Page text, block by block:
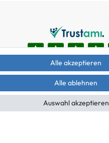
Alle akzeptieren
Alle ablehnen
Auswahl akzeptieren